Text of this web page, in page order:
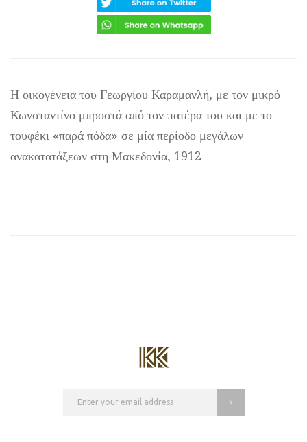
Η οικογένεια του Γεωργίου Καραμανλή, με τον μικρό
Κωνσταντίνο μπροστά από τον πατέρα του και με το
τουφέκι «παρά πόδα» σε μία περίοδο μεγάλων
ανακατατάξεων στη Μακεδονία, 1912